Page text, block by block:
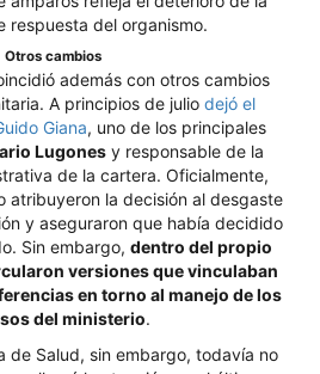
respuesta del organismo.
Otros cambios
además con otros cambios
A principios de julio dejó el
Giana, uno de los principales
Lugones y responsable de la
de la cartera. Oficialmente,
atribuyeron la decisión al desgaste
y aseguraron que había decidido
Sin embargo, dentro del propio
versiones que vinculaban
en torno al manejo de los
del ministerio.
de Salud, sin embargo, todavía no